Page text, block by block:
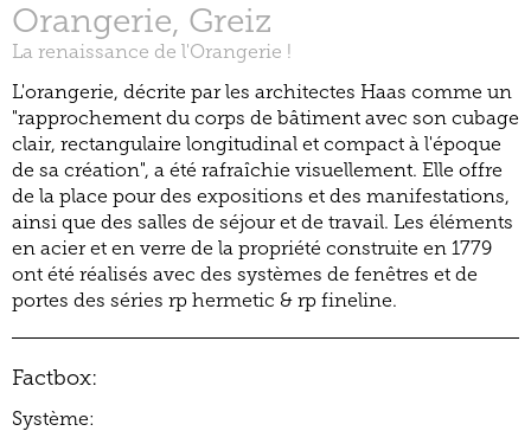
Orangerie, Greiz
La renaissance de l'Orangerie !
L'orangerie, décrite par les architectes Haas comme un
"rapprochement du corps de bâtiment avec son cubage
clair, rectangulaire longitudinal et compact à l'époque
de sa création", a été rafraîchie visuellement. Elle offre
de la place pour des expositions et des manifestations,
ainsi que des salles de séjour et de travail. Les éléments
en acier et en verre de la propriété construite en 1779
ont été réalisés avec des systèmes de fenêtres et de
portes des séries rp hermetic & rp fineline.
Factbox:
Système: